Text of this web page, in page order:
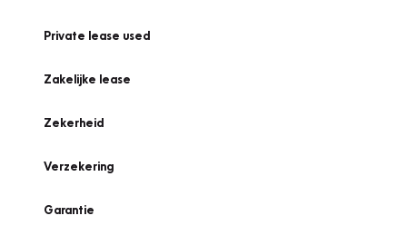
Private lease used
Zakelijke lease
Zekerheid
Verzekering
Garantie